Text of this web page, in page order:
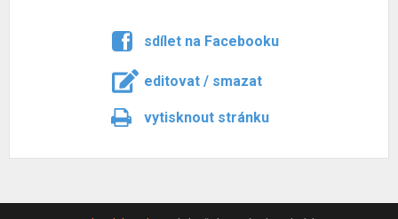
sdílet na Facebooku
editovat / smazat
vytisknout stránku